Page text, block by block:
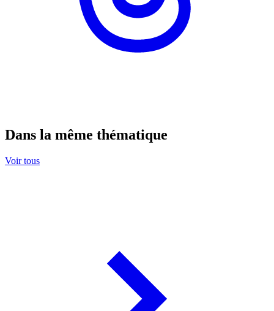
Dans la même thématique
Voir tous